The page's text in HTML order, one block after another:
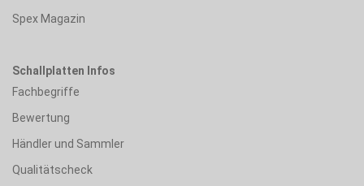
Spex Magazin
Schallplatten Infos
Fachbegriffe
Bewertung
Händler und Sammler
Qualitätscheck